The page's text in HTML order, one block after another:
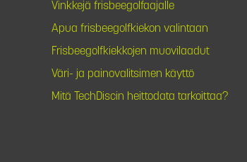
Vinkkejä frisbeegolfaajalle
Apua frisbeegolfkiekon valintaan
Frisbeegolfkiekkojen muovilaadut
Väri- ja painovalitsimen käyttö
Mitä TechDiscin heittodata tarkoittaa?